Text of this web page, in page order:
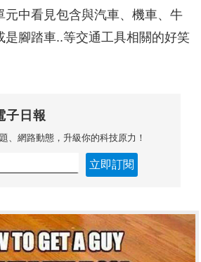
元中看見包含與汽車、機車、牛
是腳踏車..等交通工具相關的好笑
子日報
、網路動態，升級你的科技原力！
立即訂閱